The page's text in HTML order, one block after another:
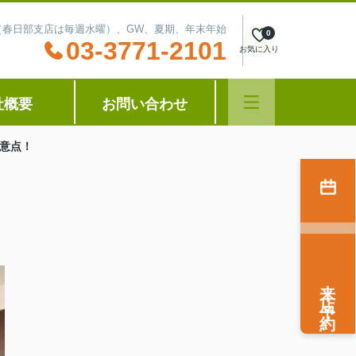
日部支店は毎週水曜）、GW、夏期、年末年始
03-3771-2101 お気に入り
0
概要 お問い合わせ
点！
来店予約